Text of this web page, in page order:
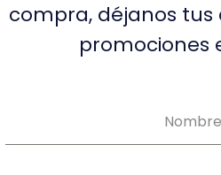
compra, déjanos tus
promociones
Nombre